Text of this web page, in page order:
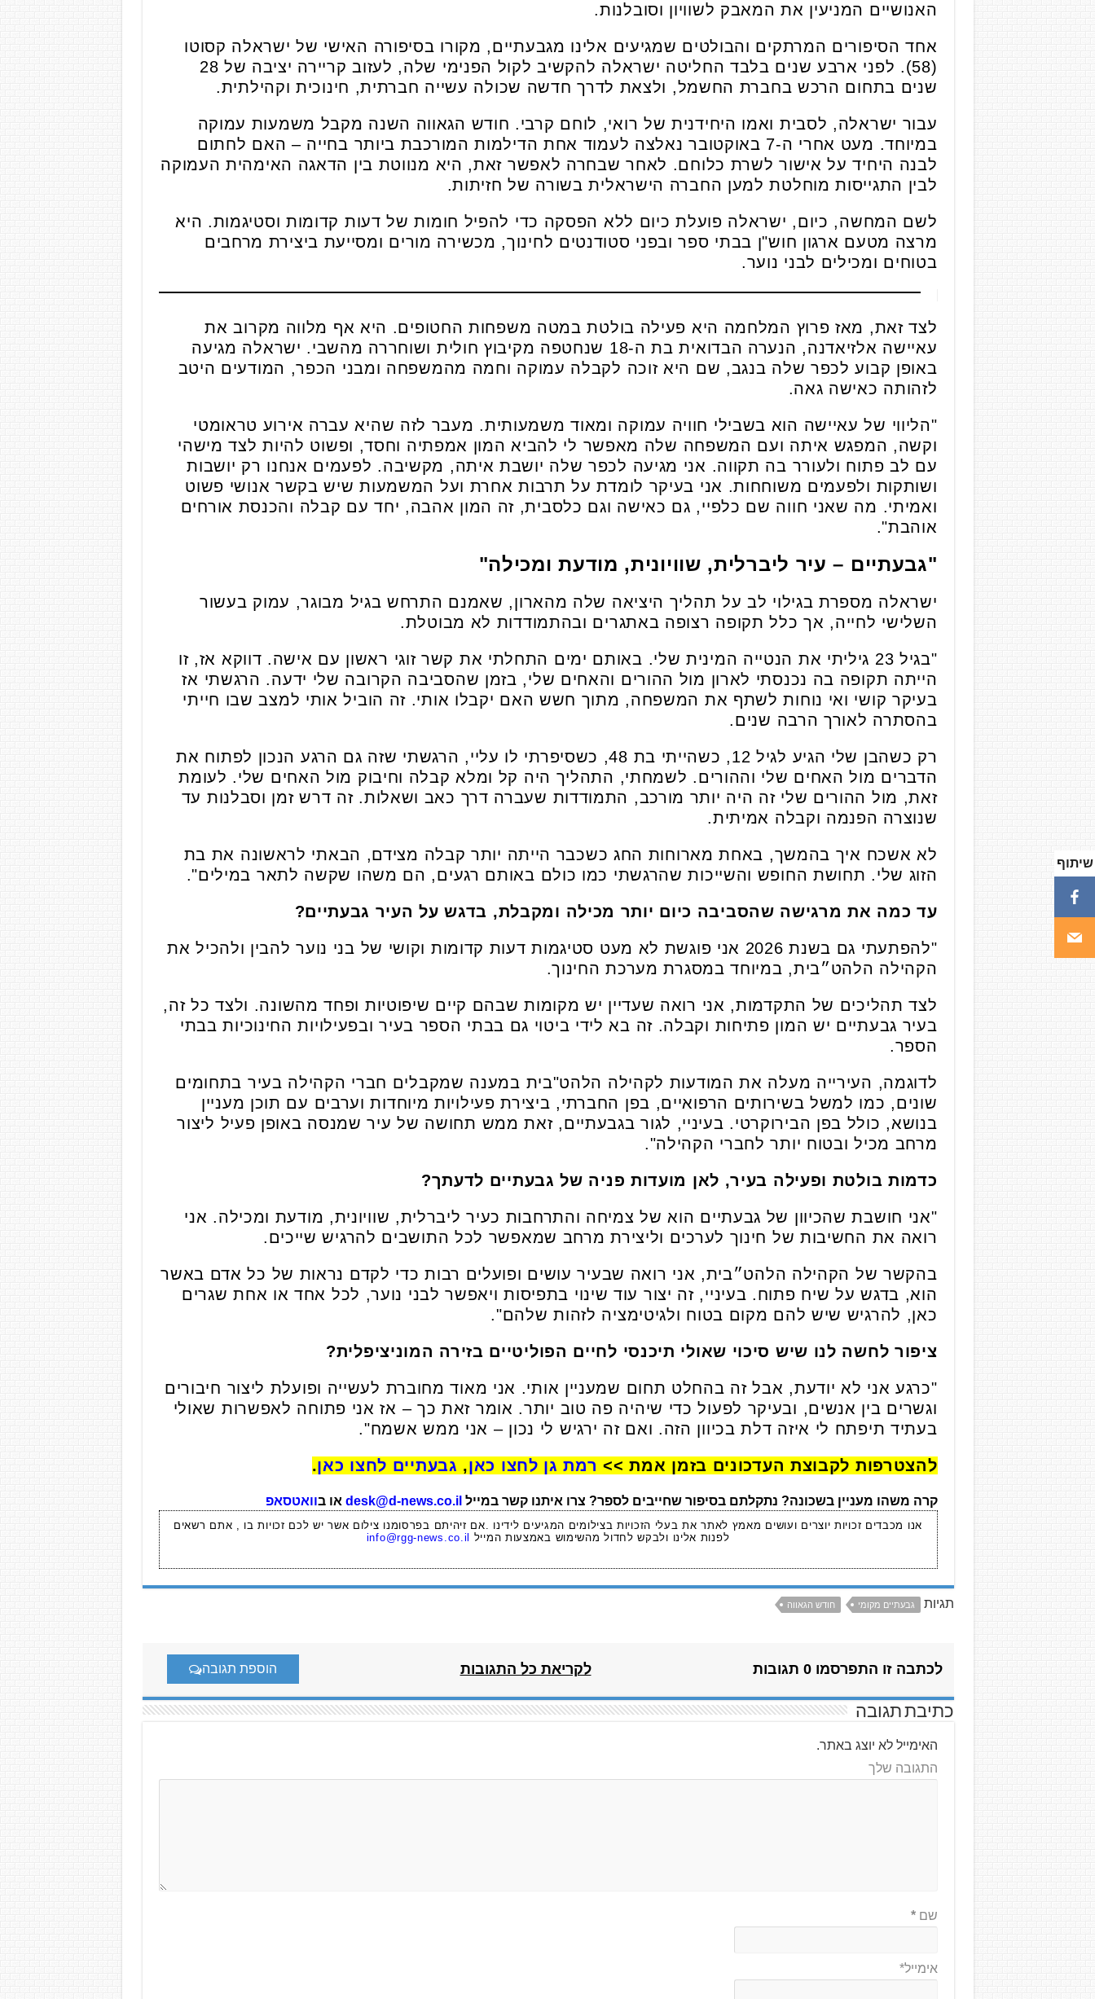
האנושיים המניעין את המאבק לשוויון וסובלנות.
אחד הסיפורים המרתקים והבולטים שמגיעים אלינו מגבעתיים, מקורו בסיפורה האישי של ישראלה קסוטו
(58). לפני ארבע שנים בלבד החליטה ישראלה להקשיב לקול הפנימי שלה, לעזוב קריירה יציבה של 28
שנים בתחום הרכש בחברת החשמל, ולצאת לדרך חדשה שכולה עשייה חברתית, חינוכית וקהילתית.
עבור ישראלה, לסבית ואמו היחידנית של רואי, לוחם קרבי. חודש הגאווה השנה מקבל משמעות עמוקה
במיוחד. מעט אחרי ה-7 באוקטובר נאלצה לעמוד אחת הדילמות המורכבת ביותר בחייה – האם לחתום
לבנה היחיד על אישור לשרת כלוחם. לאחר שבחרה לאפשר זאת, היא מנווטת בין הדאגה האימהית העמוקה
לבין התגייסות מוחלטת למען החברה הישראלית בשורה של חזיתות.
לשם המחשה, כיום, ישראלה פועלת כיום ללא הפסקה כדי להפיל חומות של דעות קדומות וסטיגמות. היא
מרצה מטעם ארגון חוש"ן בבתי ספר ובפני סטודנטים לחינוך, מכשירה מורים ומסייעת ביצירת מרחבים
בטוחים ומכילים לבני נוער.
לצד זאת, מאז פרוץ המלחמה היא פעילה בולטת במטה משפחות החטופים. היא אף מלווה מקרוב את
עאיישה אלזיאדנה, הנערה הבדואית בת ה-18 שנחטפה מקיבוץ חולית ושוחררה מהשבי. ישראלה מגיעה
באופן קבוע לכפר שלה בנגב, שם היא זוכה לקבלה עמוקה וחמה מהמשפחה ומבני הכפר, המודעים היטב
לזהותה כאישה גאה.
"הליווי של עאיישה הוא בשבילי חוויה עמוקה ומאוד משמעותית. מעבר לזה שהיא עברה אירוע טראומטי
וקשה, המפגש איתה ועם המשפחה שלה מאפשר לי להביא המון אמפתיה וחסד, ופשוט להיות לצד מישהי
עם לב פתוח ולעורר בה תקווה. אני מגיעה לכפר שלה יושבת איתה, מקשיבה. לפעמים אנחנו רק יושבות
ושותקות ולפעמים משוחחות. אני בעיקר לומדת על תרבות אחרת ועל המשמעות שיש בקשר אנושי פשוט
ואמיתי. מה שאני חווה שם כלפיי, גם כאישה וגם כלסבית, זה המון אהבה, יחד עם קבלה והכנסת אורחים
אוהבת".
"גבעתיים – עיר ליברלית, שוויונית, מודעת ומכילה"
ישראלה מספרת בגילוי לב על תהליך היציאה שלה מהארון, שאמנם התרחש בגיל מבוגר, עמוק בעשור
השלישי לחייה, אך כלל תקופה רצופה באתגרים ובהתמודדות לא מבוטלת.
"בגיל 23 גיליתי את הנטייה המינית שלי. באותם ימים התחלתי את קשר זוגי ראשון עם אישה. דווקא אז, זו
הייתה תקופה בה נכנסתי לארון מול ההורים והאחים שלי, בזמן שהסביבה הקרובה שלי ידעה. הרגשתי אז
בעיקר קושי ואי נוחות לשתף את המשפחה, מתוך חשש האם יקבלו אותי. זה הוביל אותי למצב שבו חייתי
בהסתרה לאורך הרבה שנים.
רק כשהבן שלי הגיע לגיל 12, כשהייתי בת 48, כשסיפרתי לו עליי, הרגשתי שזה גם הרגע הנכון לפתוח את
הדברים מול האחים שלי וההורים. לשמחתי, התהליך היה קל ומלא קבלה וחיבוק מול האחים שלי. לעומת
זאת, מול ההורים שלי זה היה יותר מורכב, התמודדות שעברה דרך כאב ושאלות. זה דרש זמן וסבלנות עד
שנוצרה הפנמה וקבלה אמיתית.
לא אשכח איך בהמשך, באחת מארוחות החג כשכבר הייתה יותר קבלה מצידם, הבאתי לראשונה את בת
הזוג שלי. תחושת החופש והשייכות שהרגשתי כמו כולם באותם רגעים, הם משהו שקשה לתאר במילים".
עד כמה את מרגישה שהסביבה כיום יותר מכילה ומקבלת, בדגש על העיר גבעתיים?
"להפתעתי גם בשנת 2026 אני פוגשת לא מעט סטיגמות דעות קדומות וקושי של בני נוער להבין ולהכיל את
הקהילה הלהט״בית, במיוחד במסגרת מערכת החינוך.
לצד תהליכים של התקדמות, אני רואה שעדיין יש מקומות שבהם קיים שיפוטיות ופחד מהשונה. ולצד כל זה,
בעיר גבעתיים יש המון פתיחות וקבלה. זה בא לידי ביטוי גם בבתי הספר בעיר ובפעילויות החינוכיות בבתי
הספר.
לדוגמה, העירייה מעלה את המודעות לקהילה הלהט"בית במענה שמקבלים חברי הקהילה בעיר בתחומים
שונים, כמו למשל בשירותים הרפואיים, בפן החברתי, ביצירת פעילויות מיוחדות וערבים עם תוכן מעניין
בנושא, כולל בפן הבירוקרטי. בעיניי, לגור בגבעתיים, זאת ממש תחושה של עיר שמנסה באופן פעיל ליצור
מרחב מכיל ובטוח יותר לחברי הקהילה".
כדמות בולטת ופעילה בעיר, לאן מועדות פניה של גבעתיים לדעתך?
"אני חושבת שהכיוון של גבעתיים הוא של צמיחה והתרחבות כעיר ליברלית, שוויונית, מודעת ומכילה. אני
רואה את החשיבות של חינוך לערכים וליצירת מרחב שמאפשר לכל התושבים להרגיש שייכים.
בהקשר של הקהילה הלהט״בית, אני רואה שבעיר עושים ופועלים רבות כדי לקדם נראות של כל אדם באשר
הוא, בדגש על שיח פתוח. בעיניי, זה יצור עוד שינוי בתפיסות ויאפשר לבני נוער, לכל אחד או אחת שגרים
כאן, להרגיש שיש להם מקום בטוח ולגיטימציה לזהות שלהם".
ציפור לחשה לנו שיש סיכוי שאולי תיכנסי לחיים הפוליטיים בזירה המוניציפלית?
"כרגע אני לא יודעת, אבל זה בהחלט תחום שמעניין אותי. אני מאוד מחוברת לעשייה ופועלת ליצור חיבורים
וגשרים בין אנשים, ובעיקר לפעול כדי שיהיה פה טוב יותר. אומר זאת כך – אז אני פתוחה לאפשרות שאולי
בעתיד תיפתח לי איזה דלת בכיוון הזה. ואם זה ירגיש לי נכון – אני ממש אשמח".
להצטרפות לקבוצת העדכונים בזמן אמת >> רמת גן לחצו כאן, גבעתיים לחצו כאן.
קרה משהו מעניין בשכונה? נתקלתם בסיפור שחייבים לספר? צרו איתנו קשר במייל desk@d-news.co.il או בוואטסאפ
אנו מכבדים זכויות יוצרים ועושים מאמץ לאתר את בעלי הזכויות בצילומים המגיעים לידינו .אם זיהיתם בפרסומנו צילום אשר יש לכם זכויות בו , אתם רשאים
לפנות אלינו ולבקש לחדול מהשימוש באמצעות המייל
info@rgg-news.co.il
תגיות גבעתיים מקומי חודש הגאווה
לכתבה זו התפרסמו 0 תגובות לקריאת כל התגובות הוספת תגובה
כתיבת תגובה
האימייל לא יוצג באתר.
התגובה שלך
שם*
אימייל*
שיתוף